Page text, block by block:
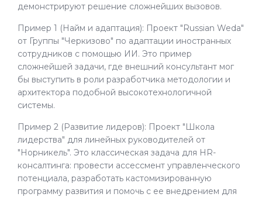
демонстрируют решение сложнейших вызовов.
Пример 1 (Найм и адаптация): Проект "Russian Weda"
от Группы "Черкизово" по адаптации иностранных
сотрудников с помощью ИИ. Это пример
сложнейшей задачи, где внешний консультант мог
бы выступить в роли разработчика методологии и
архитектора подобной высокотехнологичной
системы.
Пример 2 (Развитие лидеров): Проект "Школа
лидерства" для линейных руководителей от
"Норникель". Это классическая задача для HR-
консалтинга: провести ассессмент управленческого
потенциала, разработать кастомизированную
программу развития и помочь с ее внедрением для